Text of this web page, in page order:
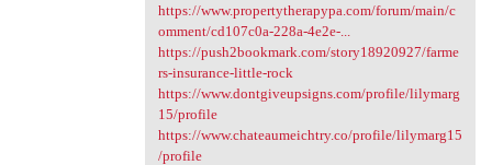
https://www.propertytherapypa.com/forum/main/c
omment/cd107c0a-228a-4e2e-...
https://push2bookmark.com/story18920927/farme
rs-insurance-little-rock
https://www.dontgiveupsigns.com/profile/lilymarg
15/profile
https://www.chateaumeichtry.co/profile/lilymarg15
/profile